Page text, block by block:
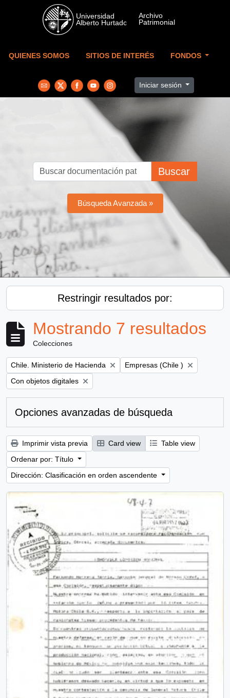
Skip to main content
QUIENES SOMOS SITIOS DE INTERÉS FONDOS
Iniciar sesión
Buscar
Búsqueda Avanzada »
Restringir resultados por:
Mostrando 7 resultados
Colecciones
Remove filter:
Chile. Ministerio de Hacienda Remove filter:
Empresas (Chile )
Remove filter:
Con objetos digitales
Opciones avanzadas de búsqueda
Imprimir vista previa Card view
Table view
Ordenar por: Título
Dirección: Clasificación en orden ascendente